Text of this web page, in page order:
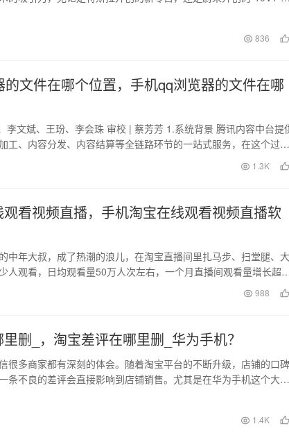
836
的文件在哪个位置，手机qq浏览器的文件在哪
李文斌、王玢、李会珠 审校 | 蔡芳芳 1.系统背景 腾讯内容中台提
工、内容分发、内容结算等全链路环节的一站式服务，在这个过程
1.3K
看视频直播，手机淘宝在线观看视频直播软
中年大叔，成了热潮的浪儿，在淘宝直播间里扎马步、扫堂腿、大
人观看，日均观看量50万人次左右，一个月直播间观看量增长超
…
988
删_，淘宝差评在哪里删_华为手机？
很多商家都有深刻的体会。随着淘宝平台的不断升级，店铺的口碑
条不良的差评会直接影响到店铺销售。尤其是在华为手机这个大品
1.4K